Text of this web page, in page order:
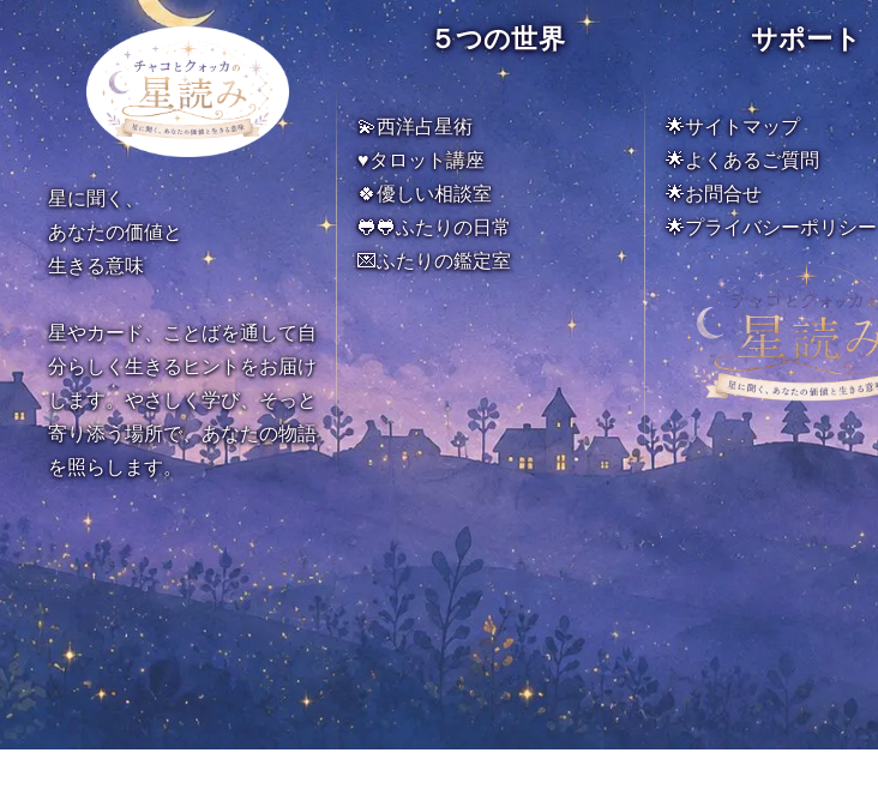
星に聞く、
あなたの価値と
生きる意味
星やカード、ことばを通して自
分らしく生きるヒントをお届け
します。やさしく学び、そっと
寄り添う場所で、あなたの物語
を照らします。
５つの世界
💫西洋占星術
♥️タロット講座
🍀優しい相談室
🐸🐸ふたりの日常
💌ふたりの鑑定室
サポート
🌟サイトマップ
🌟よくあるご質問
🌟お問合せ
🌟プライバシーポリシー